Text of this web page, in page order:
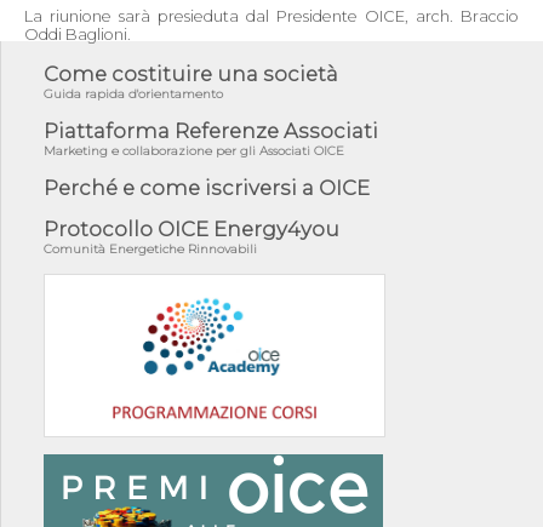
La riunione sarà presieduta dal Presidente OICE, arch. Braccio
Oddi Baglioni.
Come costituire una società
Guida rapida d'orientamento
Piattaforma Referenze Associati
Marketing e collaborazione per gli Associati OICE
Perché e come iscriversi a OICE
Protocollo OICE Energy4you
Comunità Energetiche Rinnovabili